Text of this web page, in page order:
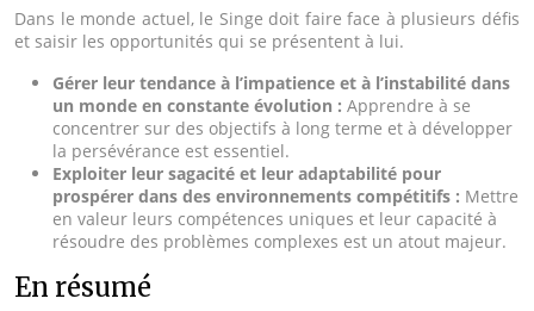
Dans le monde actuel, le Singe doit faire face à plusieurs défis
et saisir les opportunités qui se présentent à lui.
Gérer leur tendance à l’impatience et à l’instabilité dans
un monde en constante évolution : Apprendre à se
concentrer sur des objectifs à long terme et à développer
la persévérance est essentiel.
Exploiter leur sagacité et leur adaptabilité pour
prospérer dans des environnements compétitifs : Mettre
en valeur leurs compétences uniques et leur capacité à
résoudre des problèmes complexes est un atout majeur.
En résumé